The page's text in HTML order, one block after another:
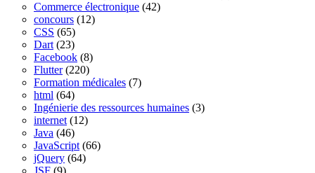
Commerce électronique (42)
concours (12)
CSS (65)
Dart (23)
Facebook (8)
Flutter(220)
Formation médicales (7)
html (64)
Ingénierie des ressources humaines (3)
internet (12)
Java (46)
JavaScript (66)
jQuery (64)
JSF (9)